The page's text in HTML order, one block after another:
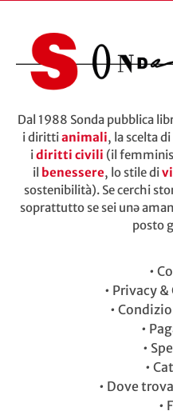
Dal 1988 Sonda pubblica
i dirittianimali, la scelta di
idiritti civili (il
il benessere, lo stile di
sostenibilità). Se cerchi
soprattutto se sei unə
posto
•
• Privacy &
•
•
•
•
• Dove
•